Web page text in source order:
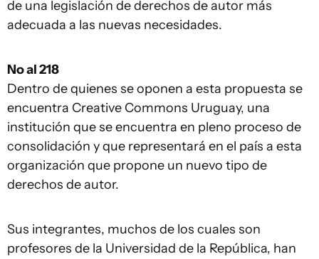
de una legislación de derechos de autor más
adecuada a las nuevas necesidades.
No al 218
Dentro de quienes se oponen a esta propuesta se
encuentra Creative Commons Uruguay, una
institución que se encuentra en pleno proceso de
consolidación y que representará en el país a esta
organización que propone un nuevo tipo de
derechos de autor.
Sus integrantes, muchos de los cuales son
profesores de la Universidad de la República, han